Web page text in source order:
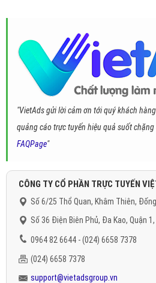
"VietAds gửi lời cảm ơn tới quý khách
quảng cáo trực tuyến hiệu quả suốt
FAQPage"
CÔNG TY CỔ PHẦN TRỰC TUYẾN
Số 6/25 Thổ Quan, Khâm Thiên,
Số 36 Điện Biên Phủ, Đa Kao, Quận 1,
0964 82 6644 - (024) 6658 7378
(024) 6658 7378
support@vietadsgroup.vn